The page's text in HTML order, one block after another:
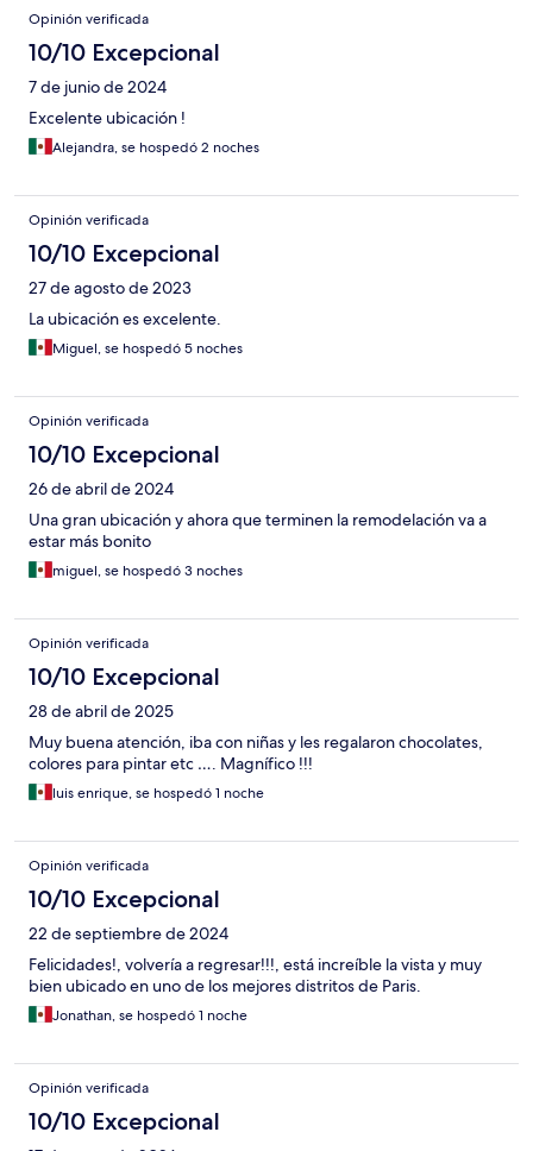
Opinión verificada
10/10 Excepcional
7 de junio de 2024
Excelente ubicación !
Alejandra, se hospedó 2 noches
Opinión verificada
10/10 Excepcional
27 de agosto de 2023
La ubicación es excelente.
Miguel, se hospedó 5 noches
Opinión verificada
10/10 Excepcional
26 de abril de 2024
Una gran ubicación y ahora que terminen la remodelación va a
estar más bonito
miguel, se hospedó 3 noches
Opinión verificada
10/10 Excepcional
28 de abril de 2025
Muy buena atención, iba con niñas y les regalaron chocolates,
colores para pintar etc …. Magnífico !!!
luis enrique, se hospedó 1 noche
Opinión verificada
10/10 Excepcional
22 de septiembre de 2024
Felicidades!, volvería a regresar!!!, está increíble la vista y muy
bien ubicado en uno de los mejores distritos de Paris.
Jonathan, se hospedó 1 noche
Opinión verificada
10/10 Excepcional